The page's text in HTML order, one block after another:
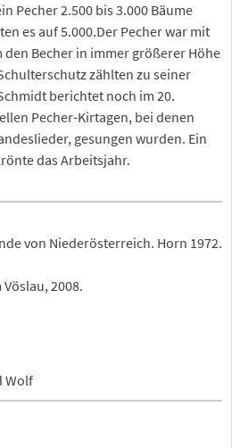
Pecher 2.500 bis 3.000 Bäume
es auf 5.000.Der Pecher war mit
Becher in immer größerer Höhe
zählten zu seiner
berichtet noch im 20.
Pecher-Kirtagen, bei denen
gesungen wurden. Ein
das Arbeitsjahr.
von Niederösterreich. Horn 1972.
2008.
Wolf